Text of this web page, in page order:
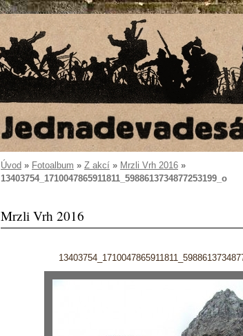
Úvod » Fotoalbum » Z akcí » Mrzli Vrh 2016 »
13403754_1710047865911811_5988613734877253199_o
Mrzli Vrh 2016